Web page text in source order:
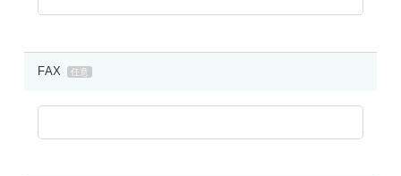
FAX 任意